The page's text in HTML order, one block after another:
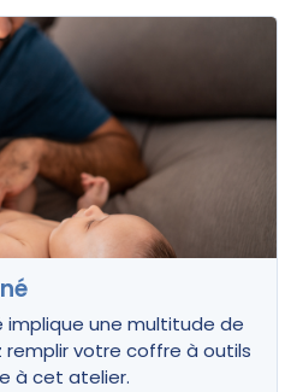
implique une multitude de
remplir votre coffre à outils
à cet atelier.